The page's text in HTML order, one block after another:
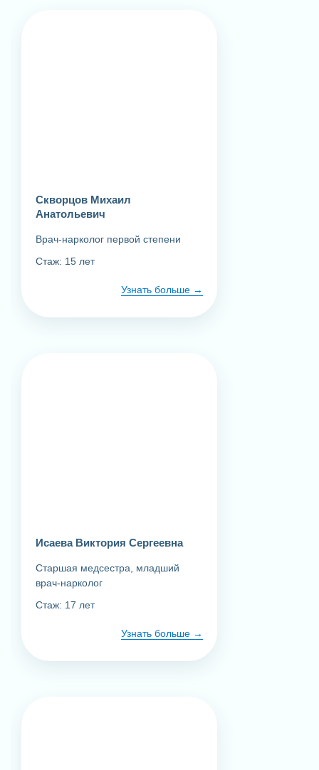
Скворцов Михаил
Анатольевич
Врач-нарколог первой степени
Стаж: 15 лет
Узнать больше
Исаева Виктория Сергеевна
Старшая медсестра, младший
врач-нарколог
Стаж: 17 лет
Узнать больше